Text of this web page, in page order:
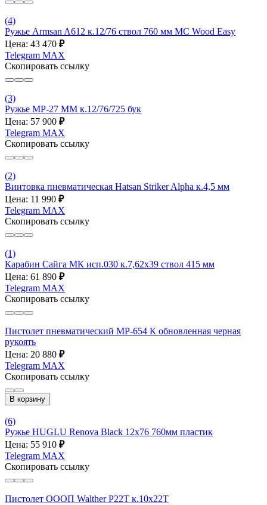
(4)
Ружье Armsan A612 к.12/76 ствол 760 мм MC Wood Easy
Цена: 43 470 ₽
Telegram MAX
Скопировать ссылку
(3)
Ружье МР-27 ММ к.12/76/725 бук
Цена: 57 900 ₽
Telegram MAX
Скопировать ссылку
(2)
Винтовка пневматическая Hatsan Striker Alpha к.4,5 мм
Цена: 11 990 ₽
Telegram MAX
Скопировать ссылку
(1)
Карабин Сайга МК исп.030 к.7,62х39 ствол 415 мм
Цена: 61 890 ₽
Telegram MAX
Скопировать ссылку
Пистолет пневматический МР-654 К обновленная черная
рукоять
Цена: 20 880 ₽
Telegram MAX
Скопировать ссылку
В корзину
(6)
Ружье HUGLU Renova Black 12x76 760мм пластик
Цена: 55 910 ₽
Telegram MAX
Скопировать ссылку
Пистолет ОООП Walther P22T к.10х22Т